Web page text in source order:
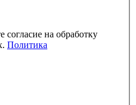
на обработку
Политика